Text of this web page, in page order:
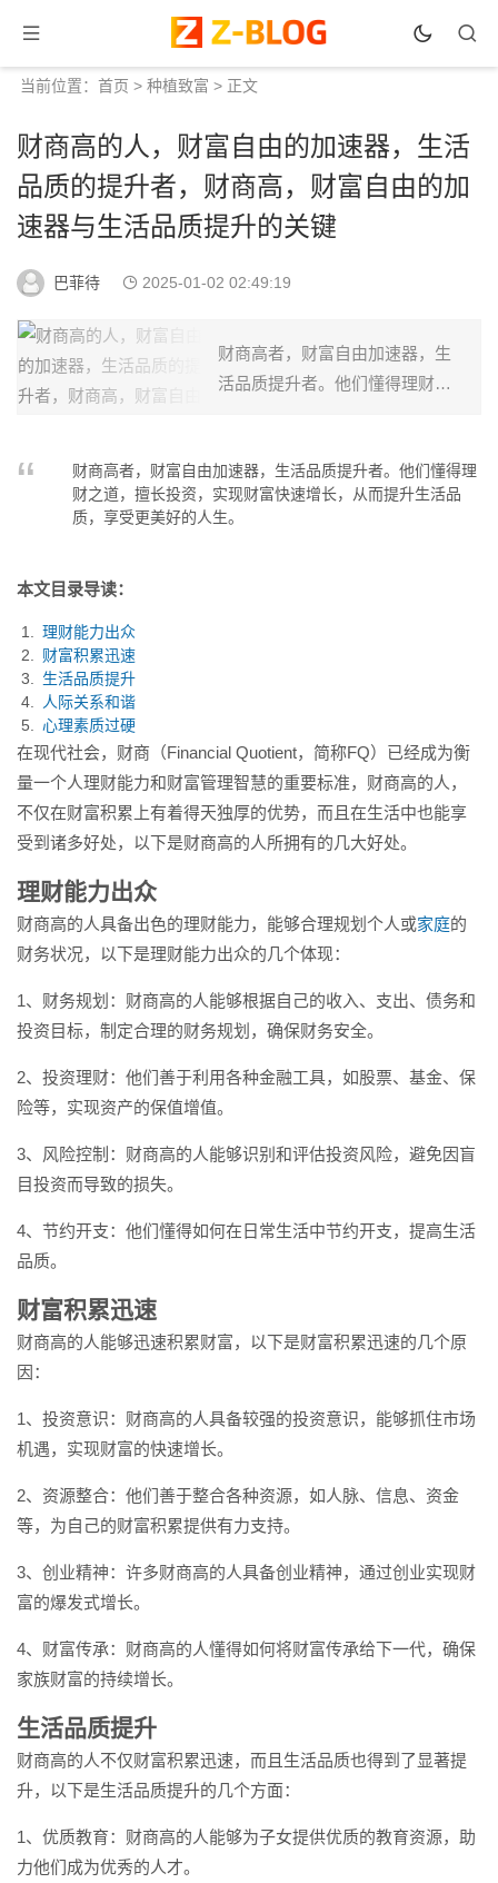
当前位置： 首页 > 种植致富 > 正文
财商高的人，财富自由的加速器，生活
品质的提升者，财商高，财富自由的加
速器与生活品质提升的关键
巴菲待 2025-01-02 02:49:19
财商高者，财富自由加速器，生
活品质提升者。他们懂得理财之
美好的人生。...
财商高者，财富自由加速器，生活品质提升者。他们懂得理
财之道，擅长投资，实现财富快速增长，从而提升生活品
质，享受更美好的人生。
本文目录导读：
理财能力出众
财富积累迅速
生活品质提升
人际关系和谐
心理素质过硬
在现代社会，财商（Financial Quotient，简称FQ）已经成为衡
量一个人理财能力和财富管理智慧的重要标准，财商高的人，
不仅在财富积累上有着得天独厚的优势，而且在生活中也能享
受到诸多好处，以下是财商高的人所拥有的几大好处。
理财能力出众
财商高的人具备出色的理财能力，能够合理规划个人或家庭的
财务状况，以下是理财能力出众的几个体现：
1、财务规划：财商高的人能够根据自己的收入、支出、债务和
投资目标，制定合理的财务规划，确保财务安全。
2、投资理财：他们善于利用各种金融工具，如股票、基金、保
险等，实现资产的保值增值。
3、风险控制：财商高的人能够识别和评估投资风险，避免因盲
目投资而导致的损失。
4、节约开支：他们懂得如何在日常生活中节约开支，提高生活
品质。
财富积累迅速
财商高的人能够迅速积累财富，以下是财富积累迅速的几个原
因：
1、投资意识：财商高的人具备较强的投资意识，能够抓住市场
机遇，实现财富的快速增长。
2、资源整合：他们善于整合各种资源，如人脉、信息、资金
等，为自己的财富积累提供有力支持。
3、创业精神：许多财商高的人具备创业精神，通过创业实现财
富的爆发式增长。
4、财富传承：财商高的人懂得如何将财富传承给下一代，确保
家族财富的持续增长。
生活品质提升
财商高的人不仅财富积累迅速，而且生活品质也得到了显著提
升，以下是生活品质提升的几个方面：
1、优质教育：财商高的人能够为子女提供优质的教育资源，助
力他们成为优秀的人才。